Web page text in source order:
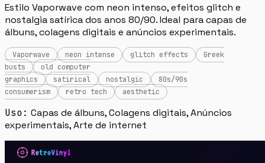
Estilo Vaporwave com neon intenso, efeitos glitch e
nostalgia satírica dos anos 80/90. Ideal para capas de
álbuns, colagens digitais e anúncios experimentais.
Vaporwave neon intense glitch effects
Greek
busts
old computer
graphics
satirical nostalgic
80s/90s
consumerism
retro tech aesthetic
Uso: Capas de álbuns, Colagens digitais, Anúncios
experimentais, Arte de internet